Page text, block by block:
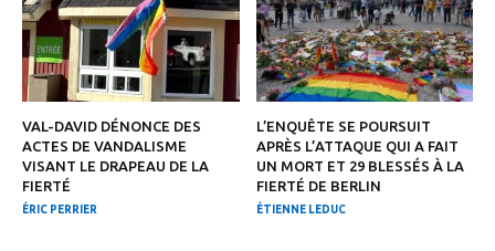
VAL-DAVID DÉNONCE DES
ACTES DE VANDALISME
VISANT LE DRAPEAU DE LA
FIERTÉ
ÉRIC PERRIER
L’ENQUÊTE SE POURSUIT
APRÈS L’ATTAQUE QUI A FAIT
UN MORT ET 29 BLESSÉS À LA
FIERTÉ DE BERLIN
ÉTIENNE LEDUC